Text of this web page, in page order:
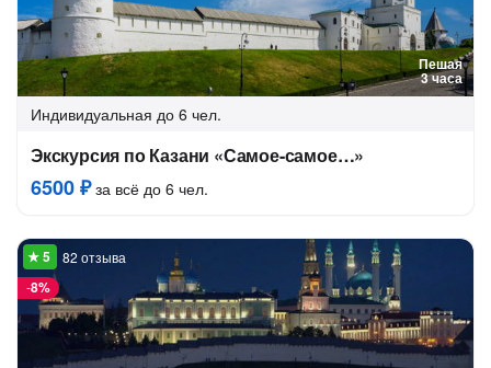
Пешая
3 часа
Индивидуальная до 6 чел.
Экскурсия по Казани «Самое-самое…»
6500 ₽за всё до 6 чел.
-8%
82 отзыва